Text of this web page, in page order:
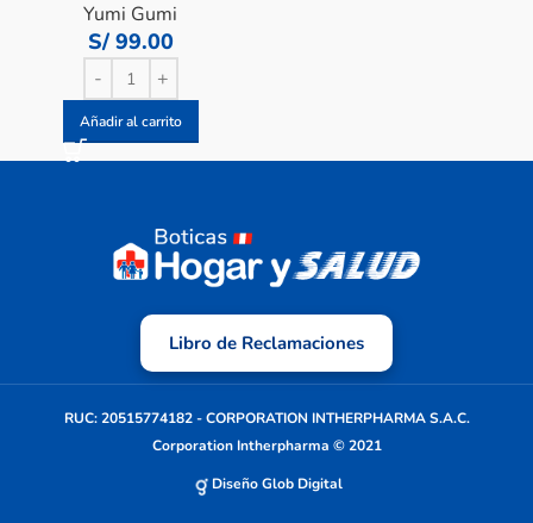
Yumi Gumi
S/99.00
Añadir al carrito
Libro de Reclamaciones
RUC: 20515774182 - CORPORATION INTHERPHARMA S.A.C.
Corporation Intherpharma © 2021
Diseño Glob Digital